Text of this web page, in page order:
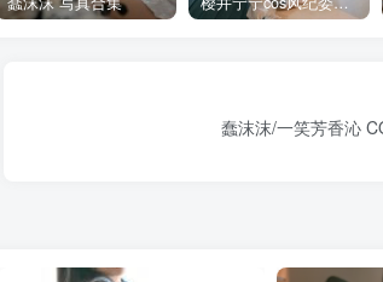
蠢沫沫/一笑芳香沁